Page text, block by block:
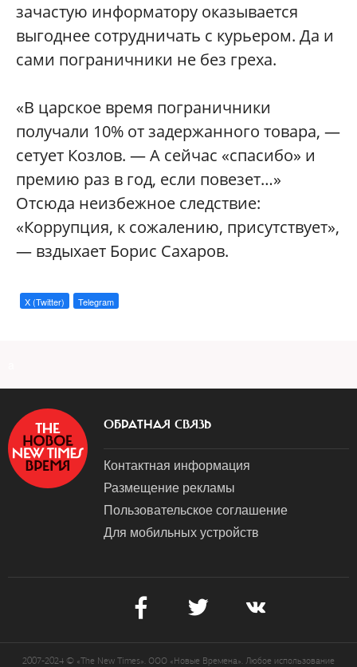
зачастую информатору оказывается
выгоднее сотрудничать с курьером. Да и
сами пограничники не без греха.
«В царское время пограничники
получали 10% от задержанного товара, —
сетует Козлов. — А сейчас «спасибо» и
премию раз в год, если повезет…»
Отсюда неизбежное следствие:
«Коррупция, к сожалению, присутствует»,
— вздыхает Борис Сахаров.
X (Twitter) Telegram
ОБРАТНАЯ СВЯЗЬ
Контактная информация
Размещение рекламы
Пользовательское соглашение
Для мобильных устройств
2007-2024 © «The New Times». ООО «Новые Времена». Любое использование